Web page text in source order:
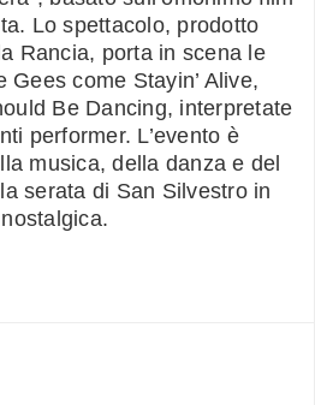
Lo spettacolo, prodotto
Rancia, porta in scena le
come Stayin’ Alive,
Be Dancing, interpretate
performer. L’evento è
musica, della danza e del
serata di San Silvestro in